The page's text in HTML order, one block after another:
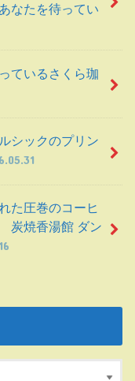
なたを待ってい
ているさくら珈
シックのプリン
た圧巻のコーヒ
炭焼香湯館 ダン